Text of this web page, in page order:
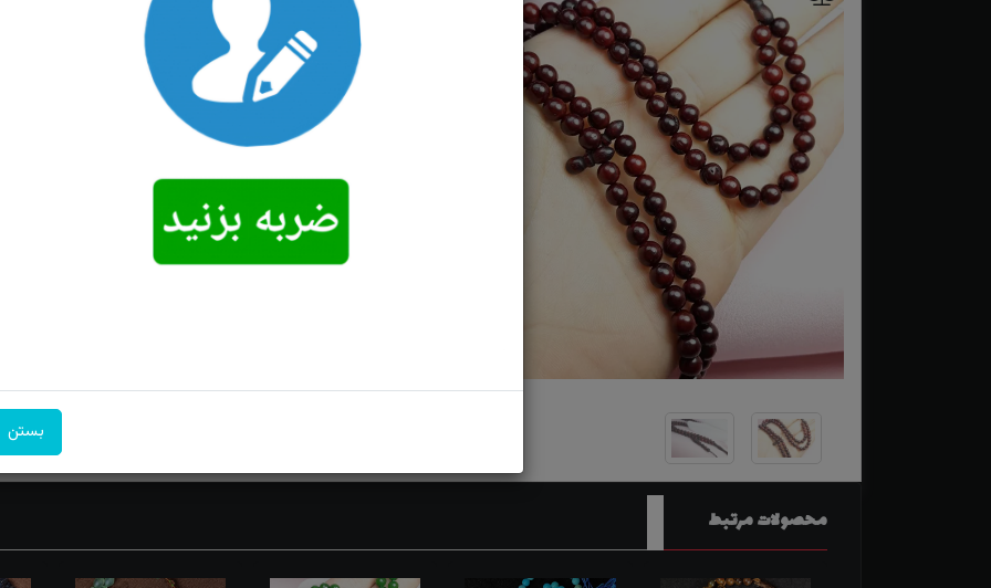
ویژگی‌های محصول
تعداد دانه: 101
ویژگی: ارسال رایگان همراه با هدیه زعفران قائنات از طرف گ...
امکان پرداخت
محصولات مرتبط
بستن